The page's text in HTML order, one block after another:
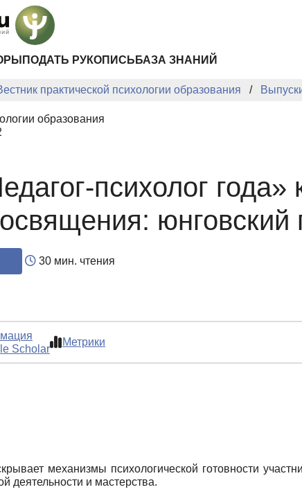
ПОДАТЬ РУКОПИСЬ БАЗА ЗНАНИЙ
практической психологии образования
образования
психолог года»
юнговский
30 мин. чтения
Scholar
Метрики
механизмы психологической готовности
деятельности и мастерства.